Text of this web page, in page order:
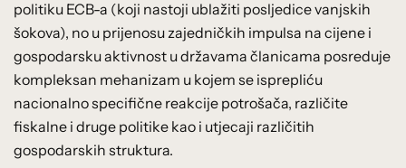
politiku ECB-a (koji nastoji ublažiti posljedice vanjskih
šokova), no u prijenosu zajedničkih impulsa na cijene i
gospodarsku aktivnost u državama članicama posreduje
kompleksan mehanizam u kojem se isprepliću
nacionalno specifične reakcije potrošača, različite
fiskalne i druge politike kao i utjecaji različitih
gospodarskih struktura.